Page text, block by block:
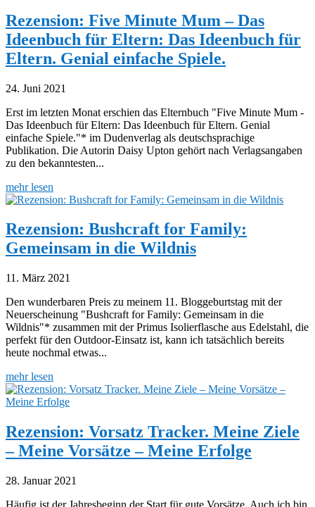
Rezension: Five Minute Mum – Das
Ideenbuch für Eltern: Das Ideenbuch für
Eltern. Genial einfache Spiele.
24. Juni 2021
Erst im letzten Monat erschien das Elternbuch "Five Minute Mum -
Das Ideenbuch für Eltern: Das Ideenbuch für Eltern. Genial
einfache Spiele."* im Dudenverlag als deutschsprachige
Publikation. Die Autorin Daisy Upton gehört nach Verlagsangaben
zu den bekanntesten...
mehr lesen
Rezension: Bushcraft for Family:
Gemeinsam in die Wildnis
11. März 2021
Den wunderbaren Preis zu meinem 11. Bloggeburtstag mit der
Neuerscheinung "Bushcraft for Family: Gemeinsam in die
Wildnis"* zusammen mit der Primus Isolierflasche aus Edelstahl, die
perfekt für den Outdoor-Einsatz ist, kann ich tatsächlich bereits
heute nochmal etwas...
mehr lesen
Rezension: Vorsatz Tracker. Meine Ziele
– Meine Vorsätze – Meine Erfolge
28. Januar 2021